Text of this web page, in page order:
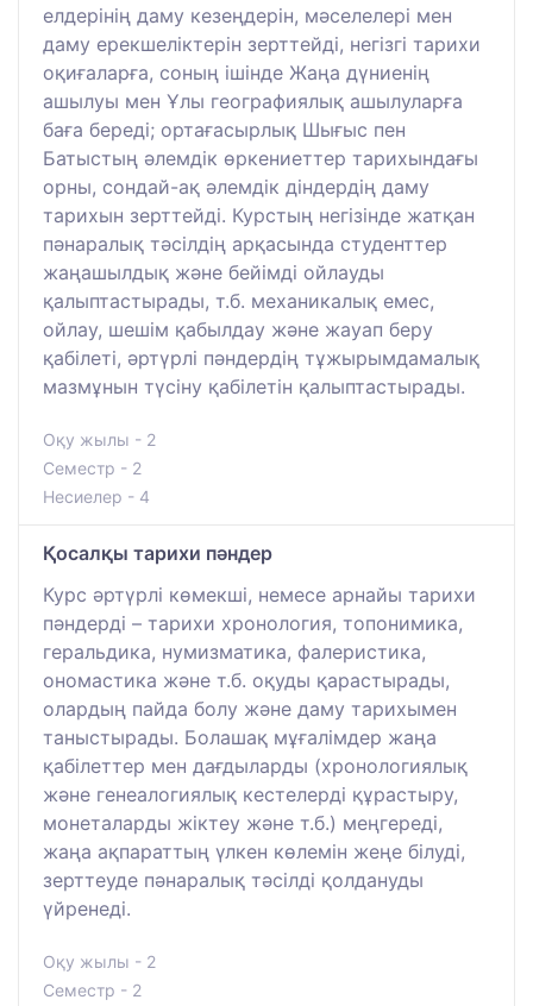
елдерінің даму кезеңдерін, мәселелері мен
даму ерекшеліктерін зерттейді, негізгі тарихи
оқиғаларға, соның ішінде Жаңа дүниенің
ашылуы мен Ұлы географиялық ашылуларға
баға береді; ортағасырлық Шығыс пен
Батыстың әлемдік өркениеттер тарихындағы
орны, сондай-ақ әлемдік діндердің даму
тарихын зерттейді. Курстың негізінде жатқан
пәнаралық тәсілдің арқасында студенттер
жаңашылдық және бейімді ойлауды
қалыптастырады, т.б. механикалық емес,
ойлау, шешім қабылдау және жауап беру
қабілеті, әртүрлі пәндердің тұжырымдамалық
мазмұнын түсіну қабілетін қалыптастырады.
Оқу жылы - 2
Семестр - 2
Несиелер - 4
Қосалқы тарихи пәндер
Курс әртүрлі көмекші, немесе арнайы тарихи
пәндерді – тарихи хронология, топонимика,
геральдика, нумизматика, фалеристика,
ономастика және т.б. оқуды қарастырады,
олардың пайда болу және даму тарихымен
таныстырады. Болашақ мұғалімдер жаңа
қабілеттер мен дағдыларды (хронологиялық
және генеалогиялық кестелерді құрастыру,
монеталарды жіктеу және т.б.) меңгереді,
жаңа ақпараттың үлкен көлемін жеңе білуді,
зерттеуде пәнаралық тәсілді қолдануды
үйренеді.
Оқу жылы - 2
Семестр - 2